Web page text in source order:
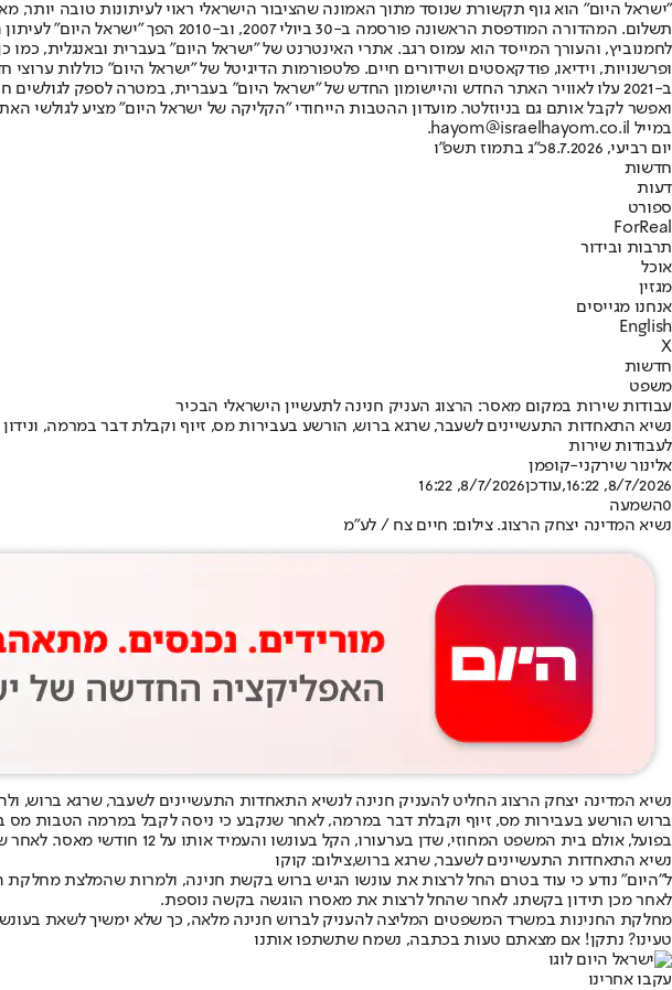
"ישראל היום" הוא גוף תקשורת שנוסד מתוך האמונה שהציבור הישראלי ראוי לעיתונות טובה יותר,
תשלום. המהדורה המודפסת הראשונה
ופרשנויות, וידיאו, פודקאסטים ושידורים חיים. פלטפורמות הדיגיטל של "ישראל היום" כוללות
ב-2021 עלו לאוויר האתר החדש והיישומון החדש של "ישראל היום" בעברית, במטרה לספק
ואפשר לקבל אותם גם בניוזלטר. מועדון ההטבות הייחודי "הקליקה של ישראל היום" מציע לגולשי
במייל hayom@israelhayom.co.il.
יום רביעי, 8.7.2026
כ"ג בתמוז תשפ"ו
חדשות
דעות
ספורט
ForReal
תרבות ובידור
אוכל
מגזין
אנחנו מגייסים
English
X
חדשות
משפט
עבודות שירות במקום מאסר: הרצוג העניק חנינה לתעשיין הישראלי הבכיר
לעבודות שירות
אלינור שירקני-קופמן
8/7/2026, 16:22
,עודכן8/7/2026, 16:22
0השמעה
נשיא המדינה יצחק הרצוג. צילום: חיים צח / לע"מ
נשיא המדינה יצחק הרצוג החליט להעניק חנינה לנשיא התאחדות התעשיינים לשעבר, שרגא ברוש,
בפועל, אולם בית המשפט המחוזי, שדן בערעורו, הקל בעונשו והעמיד אותו על 12 חודשי מאסר. לאחר שבקשת רשות הערעור לבית המשפט העליון נדחתה, החל ברוש לרצות את עונשו.
נשיא התאחדות התעשיינים לשעבר, שרגא ברוש,צילום: קוקו
ל"היום" נודע כי עוד בטרם החל לרצות את עונשו הגיש ברוש בקשת חנינה, ולמרות שהמלצת
לאחר מכן תידון בקשתו. לאחר שהחל לרצות את מאסרו הוגשה בקשה נוספת.
מחלקת החנינות במשרד המשפטים המליצה להעניק לברוש חנינה מלאה, כך שלא ימשיך לשאת
טעינו? נתקן! אם מצאתם טעות בכתבה, נשמח שתשתפו אותנו
עקבו אחרינו